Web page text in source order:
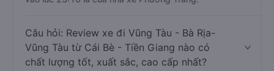
Câu hỏi: Review xe đi Vũng Tàu - Bà Rịa-
Vũng Tàu từ Cái Bè - Tiền Giang nào có
chất lượng tốt, xuất sắc, cao cấp nhất?